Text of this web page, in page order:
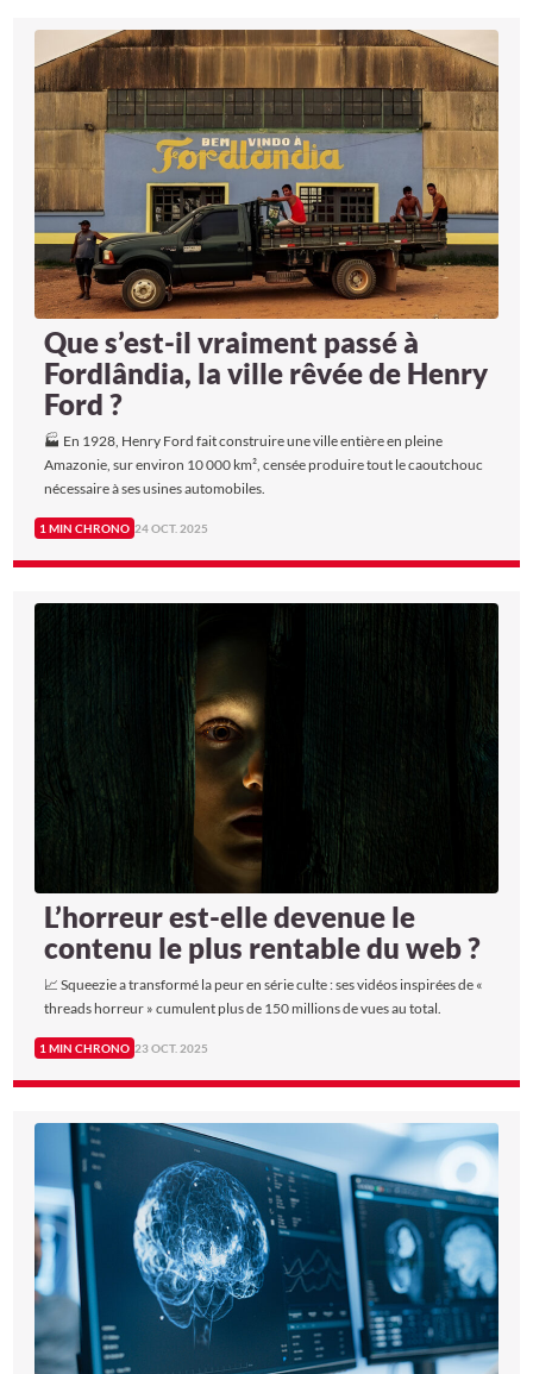
Que s’est-il vraiment passé à
Fordlândia, la ville rêvée de Henry
Ford ?
🏭 En 1928, Henry Ford fait construire une ville entière en pleine
Amazonie, sur environ 10 000 km², censée produire tout le caoutchouc
nécessaire à ses usines automobiles.
1 MIN CHRONO 24 OCT. 2025
L’horreur est-elle devenue le
contenu le plus rentable du web ?
📈 Squeezie a transformé la peur en série culte : ses vidéos inspirées de «
threads horreur » cumulent plus de 150 millions de vues au total.
1 MIN CHRONO 23 OCT. 2025